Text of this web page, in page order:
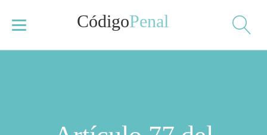
CódigoPenal